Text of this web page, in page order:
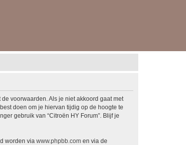
de voorwaarden. Als je niet akkoord gaat met
doen om je hiervan tijdig op de hoogte te
gebruik van “Citroën HY Forum”. Blijf je
worden via www.phpbb.com en via de